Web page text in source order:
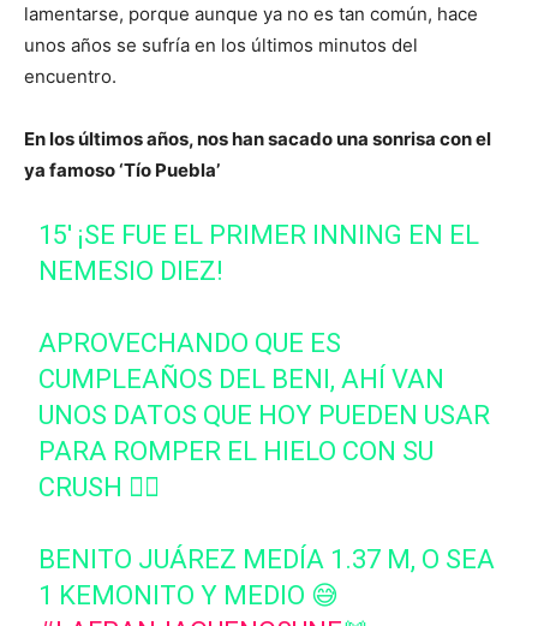
lamentarse, porque aunque ya no es tan común, hace
unos años se sufría en los últimos minutos del
encuentro.
En los últimos años, nos han sacado una sonrisa con el
ya famoso ‘Tío Puebla’
15' ¡SE FUE EL PRIMER INNING EN EL
NEMESIO DIEZ!
APROVECHANDO QUE ES
CUMPLEAÑOS DEL BENI, AHÍ VAN
UNOS DATOS QUE HOY PUEDEN USAR
PARA ROMPER EL HIELO CON SU
CRUSH 👇🏻
BENITO JUÁREZ MEDÍA 1.37 M, O SEA
1 KEMONITO Y MEDIO 😅